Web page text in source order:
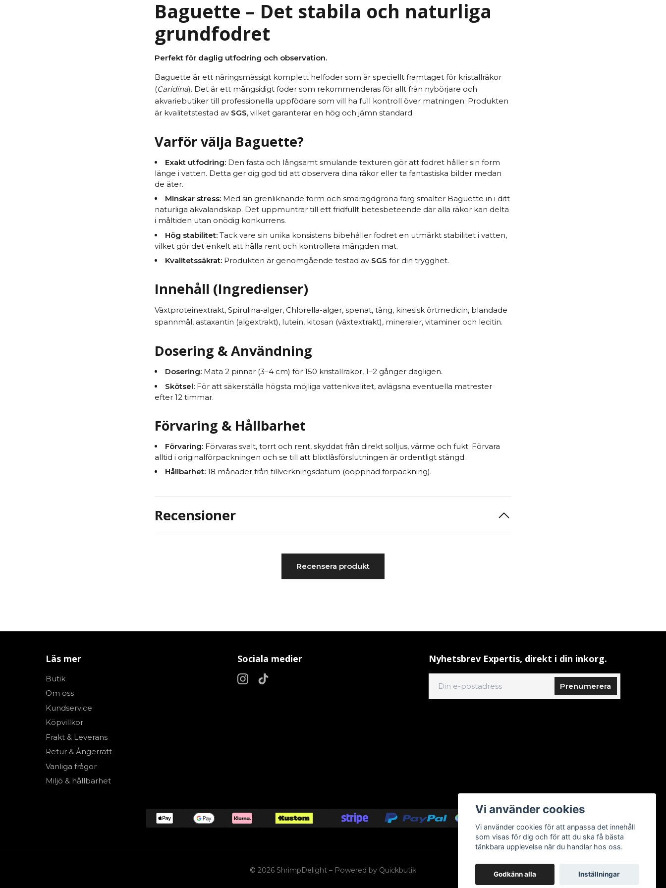
Baguette – Det stabila och naturliga
grundfodret
Perfekt för daglig utfodring och observation.
Baguette är ett näringsmässigt komplett helfoder som är speciellt framtaget för kristallräkor
(Caridina). Det är ett mångsidigt foder som rekommenderas för allt från nybörjare och
akvariebutiker till professionella uppfödare som vill ha full kontroll över matningen. Produkten
är kvalitetstestad av SGS, vilket garanterar en hög och jämn standard.
Varför välja Baguette?
Exakt utfodring: Den fasta och långsamt smulande texturen gör att fodret håller sin form
länge i vatten. Detta ger dig god tid att observera dina räkor eller ta fantastiska bilder medan
de äter.
Minskar stress: Med sin grenliknande form och smaragdgröna färg smälter Baguette in i ditt
naturliga akvalandskap. Det uppmuntrar till ett fridfullt betesbeteende där alla räkor kan delta
i måltiden utan onödig konkurrens.
Hög stabilitet: Tack vare sin unika konsistens bibehåller fodret en utmärkt stabilitet i vatten,
vilket gör det enkelt att hålla rent och kontrollera mängden mat.
Kvalitetssäkrat: Produkten är genomgående testad av SGS för din trygghet.
Innehåll (Ingredienser)
Växtproteinextrakt, Spirulina-alger, Chlorella-alger, spenat, tång, kinesisk örtmedicin, blandade
spannmål, astaxantin (algextrakt), lutein, kitosan (växtextrakt), mineraler, vitaminer och lecitin.
Dosering & Användning
Dosering: Mata 2 pinnar (3–4 cm) för 150 kristallräkor, 1–2 gånger dagligen.
Skötsel: För att säkerställa högsta möjliga vattenkvalitet, avlägsna eventuella matrester
efter 12 timmar.
Förvaring & Hållbarhet
Förvaring: Förvaras svalt, torrt och rent, skyddat från direkt solljus, värme och fukt. Förvara
alltid i originalförpackningen och se till att blixtlåsförslutningen är ordentligt stängd.
Hållbarhet: 18 månader från tillverkningsdatum (oöppnad förpackning).
Recensioner
Recensera produkt
Läs mer
Butik
Om oss
Kundservice
Köpvillkor
Frakt & Leverans
Retur & Ångerrätt
Vanliga frågor
Miljö & hållbarhet
Sociala medier Nyhetsbrev Expertis, direkt i din inkorg.
Prenumerera
© 2026 ShrimpDelight – Powered by Quickbutik
Vi använder cookies
Vi använder cookies för att anpassa det innehåll
som visas för dig och för att du ska få bästa
tänkbara upplevelse när du handlar hos oss.
Godkänn alla Inställningar